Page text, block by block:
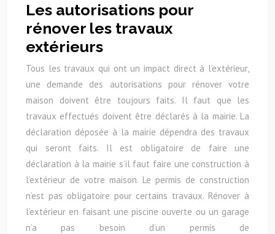
Les autorisations pour
rénover les travaux
extérieurs
Tous les travaux qui ont un impact direct à l’extérieur,
une demande des autorisations pour rénover votre
maison doivent être toujours faits. Il faut que les
travaux effectués doivent être déclarés à la mairie. La
déclaration déposée à la mairie dépendra des travaux
qui seront faits. Il est obligatoire de faire une
déclaration à la mairie s’il faut faire une construction à
l’extérieur de votre maison. Le permis de construction
n’est pas obligatoire pour certains travaux. Rénover à
l’extérieur en faisant une piscine ouverte ou un garage
n’a pas besoin d’un permis de